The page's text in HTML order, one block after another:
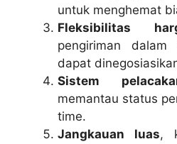
untuk menghemat
Fleksibilitas
pengiriman
dapat
Sistem
memantau status
time.
Jangkauan luas,